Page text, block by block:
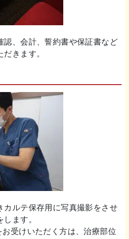
認、会計、誓約書や保証書など
きます。
カルテ保存用に写真撮影をさせ
ます。
受けいただく方は、治療部位